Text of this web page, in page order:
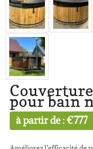
pour bain
à partir de :€777